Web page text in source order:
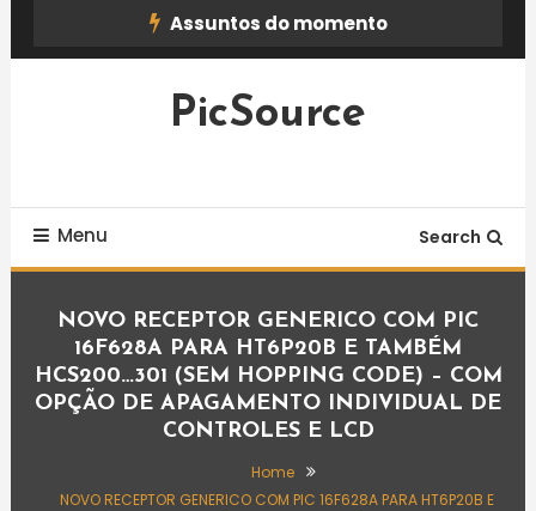
Assuntos do momento
PicSource
Menu Search
NOVO RECEPTOR GENERICO COM PIC
16F628A PARA HT6P20B E TAMBÉM
HCS200…301 (SEM HOPPING CODE) – COM
OPÇÃO DE APAGAMENTO INDIVIDUAL DE
CONTROLES E LCD
Home
NOVO RECEPTOR GENERICO COM PIC 16F628A PARA HT6P20B E